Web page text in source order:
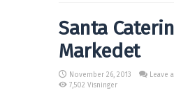
Santa
Markedet
November 26, 2013
Leave
7,502 Visninger